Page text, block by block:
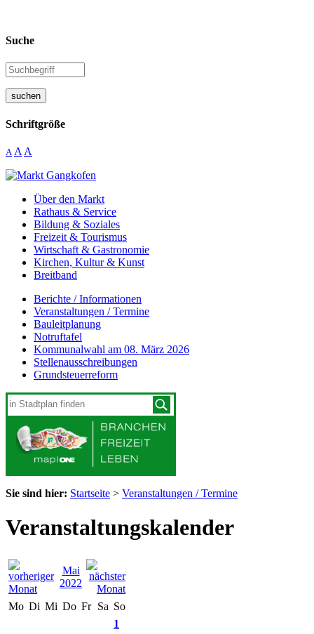
Suche
suchen
Schriftgröße
A A A
Über den Markt
Rathaus & Service
Bildung & Soziales
Freizeit & Tourismus
Wirtschaft & Gastronomie
Kirchen, Kultur & Kunst
Breitband
Berichte / Informationen
Veranstaltungen / Termine
Bauleitplanung
Notruftafel
Kommunalwahl am 08. März 2026
Stellenausschreibungen
Grundsteuerreform
Sie sind hier: Startseite > Veranstaltungen / Termine
Veranstaltungskalender
Mai
2022
Mo Di Mi Do Fr Sa So
1